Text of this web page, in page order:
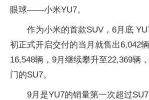
眼球——小米YU7。
作为小米的首款SUV，6月底
初正式开启交付的当月就售出6,042
16,548辆，9月继续攀升至22,369辆
门的SU7。
9月是YU7的销量第一次超过